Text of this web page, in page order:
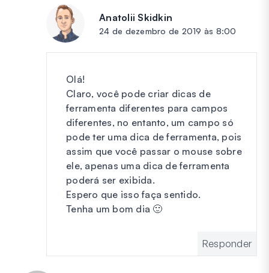
Anatolii Skidkin
24 de dezembro de 2019 às 8:00
Olá!
Claro, você pode criar dicas de
ferramenta diferentes para campos
diferentes, no entanto, um campo só
pode ter uma dica de ferramenta, pois
assim que você passar o mouse sobre
ele, apenas uma dica de ferramenta
poderá ser exibida.
Espero que isso faça sentido.
Tenha um bom dia 🙂
Responder